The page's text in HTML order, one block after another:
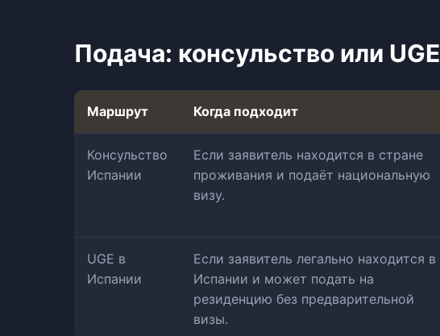
Подача: консульство или UGE
Маршрут Когда подходит
Консульство
Испании
Если заявитель находится в стране
проживания и подаёт национальную
визу.
UGE в
Испании
Если заявитель легально находится в
Испании и может подать на
резиденцию без предварительной
визы.